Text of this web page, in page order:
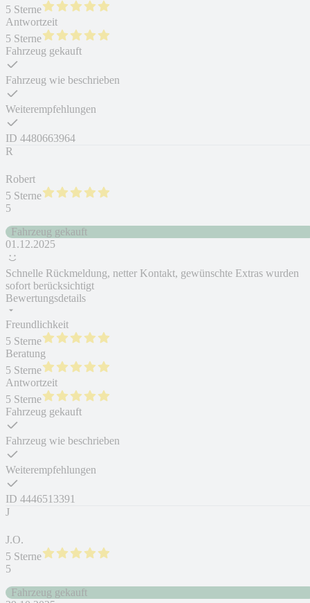
5 Sterne
Antwortzeit
5 Sterne
Fahrzeug gekauft
Fahrzeug wie beschrieben
Weiterempfehlungen
ID 4480663964
R
Robert
5 Sterne
5
Fahrzeug gekauft
01.12.2025
Schnelle Rückmeldung, netter Kontakt, gewünschte Extras wurden
sofort berücksichtigt
Bewertungsdetails
Freundlichkeit
5 Sterne
Beratung
5 Sterne
Antwortzeit
5 Sterne
Fahrzeug gekauft
Fahrzeug wie beschrieben
Weiterempfehlungen
ID 4446513391
J
J.O.
5 Sterne
5
Fahrzeug gekauft